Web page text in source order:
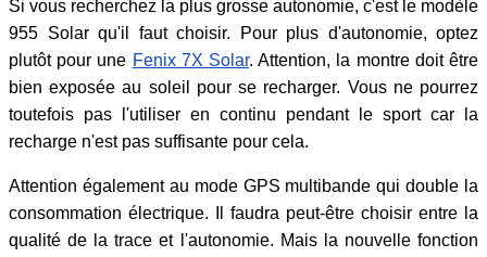
Si vous recherchez la plus grosse autonomie, c'est le modèle
955 Solar qu'il faut choisir. Pour plus d'autonomie, optez
plutôt pour une Fenix 7X Solar. Attention, la montre doit être
bien exposée au soleil pour se recharger. Vous ne pourrez
toutefois pas l'utiliser en continu pendant le sport car la
recharge n'est pas suffisante pour cela.
Attention également au mode GPS multibande qui double la
consommation électrique. Il faudra peut-être choisir entre la
qualité de la trace et l'autonomie. Mais la nouvelle fonction